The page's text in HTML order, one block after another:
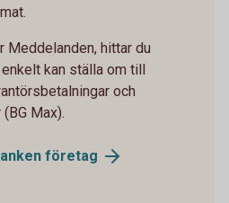
Meddelanden, hittar du
kan ställa om till
och
Max).
företag